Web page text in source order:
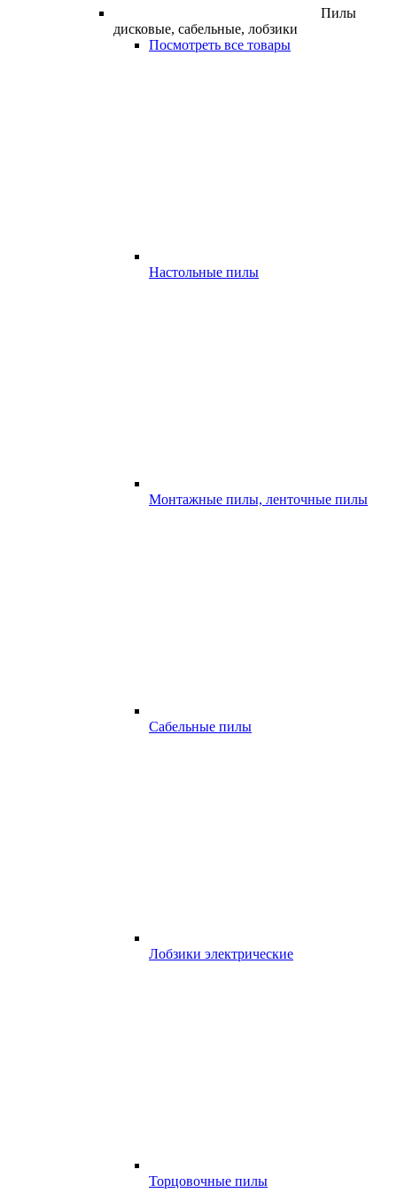
Пилы
дисковые, сабельные, лобзики
Посмотреть все товары
Настольные пилы
Монтажные пилы, ленточные пилы
Сабельные пилы
Лобзики электрические
Торцовочные пилы